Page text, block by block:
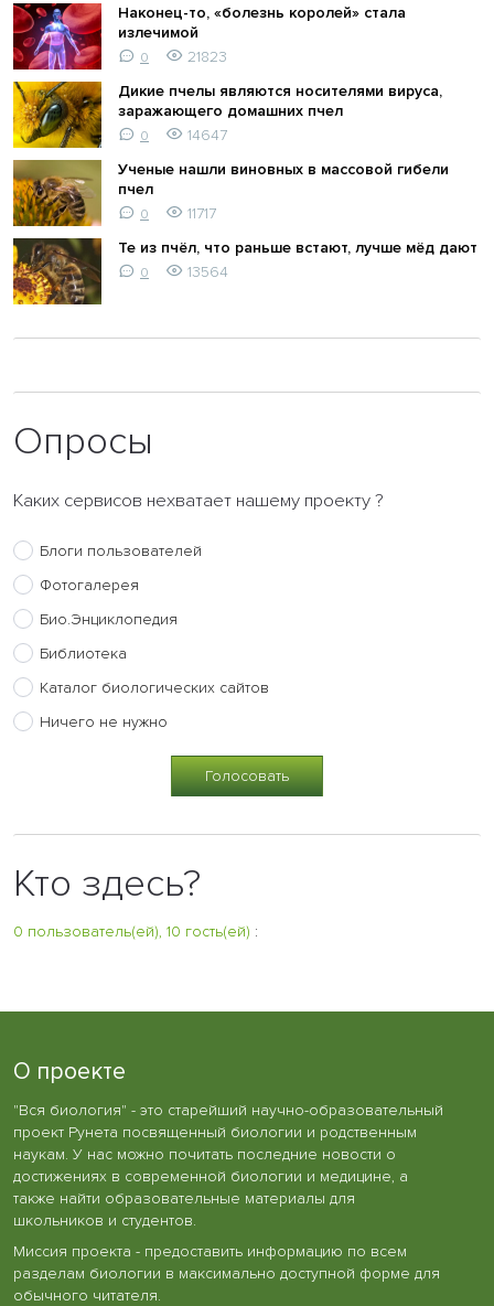
Наконец-то, «болезнь королей» стала
излечимой
0
21823
Дикие пчелы являются носителями вируса,
заражающего домашних пчел
0
14647
Ученые нашли виновных в массовой гибели
пчел
0
11717
Те из пчёл, что раньше встают, лучше мёд дают
0 13564
Опросы
Каких сервисов нехватает нашему проекту ?
Блоги пользователей
Фотогалерея
Био.Энциклопедия
Библиотека
Каталог биологических сайтов
Ничего не нужно
Кто здесь?
0 пользователь(ей), 10 гость(ей) :
О проекте
"Вся биология" - это старейший научно-образовательный
проект Рунета посвященный биологии и родственным
наукам. У нас можно почитать последние новости о
достижениях в современной биологии и медицине, а
также найти образовательные материалы для
школьников и студентов.
Миссия проекта - предоставить информацию по всем
разделам биологии в максимально доступной форме для
обычного читателя.